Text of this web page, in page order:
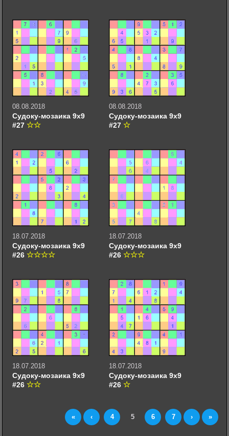
08.08.2018
Судоку-мозаика 9х9
#27
08.08.2018
Судоку-мозаика 9х9
#27
18.07.2018
Судоку-мозаика 9х9
#26
18.07.2018
Судоку-мозаика 9х9
#26
18.07.2018
Судоку-мозаика 9х9
#26
18.07.2018
Судоку-мозаика 9х9
#26
« ‹ 4 5 6 7 › »